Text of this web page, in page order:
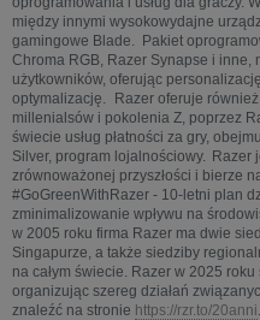
między innymi wysokowydajne
gamingowe Blade. Pakiet
Chroma RGB, Razer Synapse i
użytkowników, oferując
optymalizację. Razer oferuje również
millenialsów i pokolenia Z, poprzez
świecie usług płatności za gry,
Silver, program lojalnościowy. Razer
zrównoważonej przyszłości i bierze
#GoGreenWithRazer - 10-letni plan
zminimalizowanie wpływu na
w 2005 roku firma Razer ma dwie
Singapurze, a także siedziby
na całym świecie. Razer w 2025
organizując szereg działań
znaleźć na stronie https://rzr.to/20anni